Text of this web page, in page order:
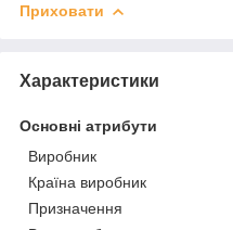
Приховати
Характеристики
Основні атрибути
Виробник
Країна виробник
Призначення